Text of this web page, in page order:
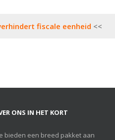
fiscale eenheid
ONS IN HET KORT
bieden een breed pakket aan